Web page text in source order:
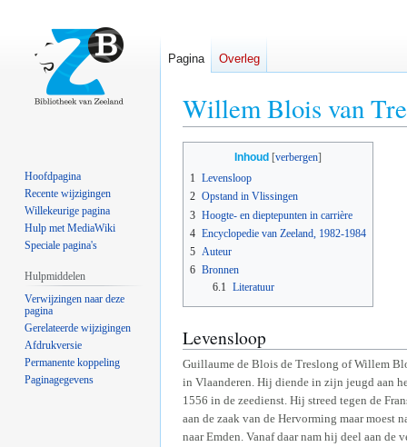
Willem Blois van
navigatie
springen
zoeken
springen
Inhoud
1 Levensloop
2 Opstand in Vlissingen
3 Hoogte- en dieptepunten in carrière
4 Encyclopedie van Zeeland, 1982-1984
5 Auteur
6 Bronnen
6.1 Literatuur
Levensloop
Guillaume de Blois de Treslong of Willem
in Vlaanderen. Hij diende in zijn jeugd aan
1556 in de zeedienst. Hij streed tegen de
aan de zaak van de Hervorming maar moest
naar Emden. Vanaf daar nam hij deel aan
Pagina Overleg
Hoofdpagina
Recente wijzigingen
Willekeurige pagina
Hulp met MediaWiki
Speciale pagina's
Hulpmiddelen
Verwijzingen naar deze
pagina
Gerelateerde wijzigingen
Afdrukversie
Permanente koppeling
Paginagegevens